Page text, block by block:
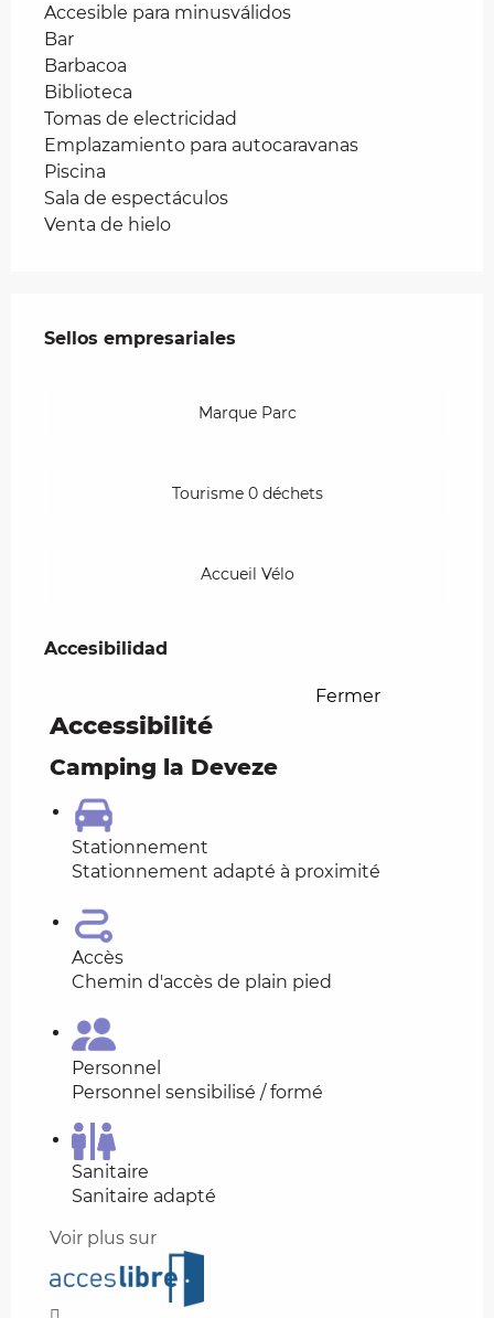
Accesible para minusválidos
Bar
Barbacoa
Biblioteca
Tomas de electricidad
Emplazamiento para autocaravanas
Piscina
Sala de espectáculos
Venta de hielo
Sellos empresariales
Sellos empresariales
Marque Parc
Tourisme 0 déchets
Accueil Vélo
Accesibilidad
Fermer
Accessibilité
Camping la Deveze
Stationnement
Stationnement adapté à proximité
Accès
Chemin d'accès de plain pied
Personnel
Personnel sensibilisé / formé
Sanitaire
Sanitaire adapté
Voir plus sur